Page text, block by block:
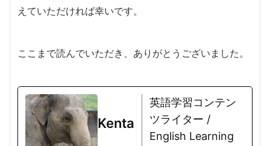
えていただければ幸いです。
ここまで読んでいただき、ありがとうございました。
Kenta
英語学習コンテン
ツライター /
English Learning